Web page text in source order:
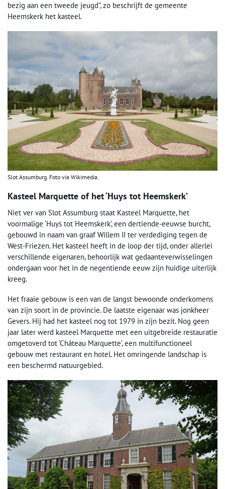
bezig aan een tweede jeugd”, zo beschrijft de gemeente
Heemskerk het kasteel.
Slot Assumburg. Foto via Wikimedia.
Kasteel Marquette of het ‘Huys tot Heemskerk’
Niet ver van Slot Assumburg staat Kasteel Marquette, het
voormalige ‘Huys tot Heemskerk’, een dertiende-eeuwse burcht,
gebouwd in naam van graaf Willem II ter verdediging tegen de
West-Friezen. Het kasteel heeft in de loop der tijd, onder allerlei
verschillende eigenaren, behoorlijk wat gedaanteverwisselingen
ondergaan voor het in de negentiende eeuw zijn huidige uiterlijk
kreeg.
Het fraaie gebouw is een van de langst bewoonde onderkomens
van zijn soort in de provincie. De laatste eigenaar was jonkheer
Gevers. Hij had het kasteel nog tot 1979 in zijn bezit. Nog geen
jaar later werd kasteel Marquette met een uitgebreide restauratie
omgetoverd tot ‘Château Marquette’, een multifunctioneel
gebouw met restaurant en hotel. Het omringende landschap is
een beschermd natuurgebied.